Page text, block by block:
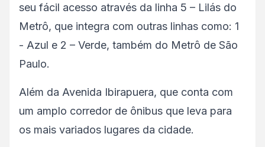
seu fácil acesso através da linha 5 – Lilás do
Metrô, que integra com outras linhas como: 1
- Azul e 2 – Verde, também do Metrô de São
Paulo.
Além da Avenida Ibirapuera, que conta com
um amplo corredor de ônibus que leva para
os mais variados lugares da cidade.